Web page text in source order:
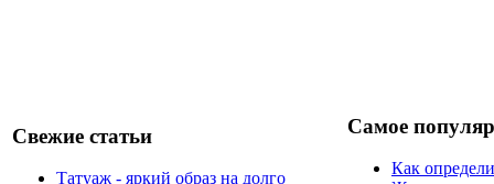
Свежие статьи
Татуаж - яркий образ на долго
Самое
Как